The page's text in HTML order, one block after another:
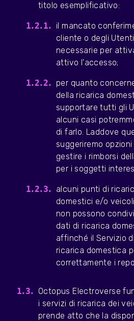
titolo esemplificativo:
il mancato
cliente o degli
necessarie per
attivo l'accesso;
per quanto
della ricarica
supportare tutti gli
alcuni casi
di farlo. Laddove
suggeriremo
gestire i rimborsi
per i soggetti
alcuni punti di
domestici e/o
non possono
dati di ricarica
affinché il Servizio
ricarica domestica
correttamente i
Octopus Electroverse
i servizi di ricarica dei
prende atto che la